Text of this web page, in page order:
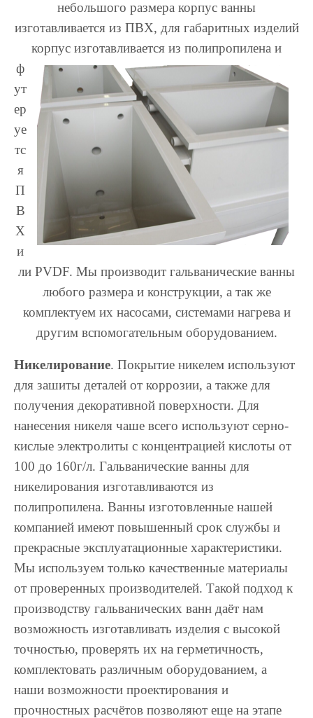
небольшого размера корпус ванны
изготавливается из ПВХ, для габаритных изделий
корпус изготавливается из полипропилена и
ф
ут
ер
уе
тс
я
П
В
Х
и
ли PVDF. Мы производит гальванические ванны
любого размера и конструкции, а так же
комплектуем их насосами, системами нагрева и
другим вспомогательным оборудованием.
Никелирование. Покрытие никелем используют
для зашиты деталей от коррозии, а также для
получения декоративной поверхности. Для
нанесения никеля чаше всего используют серно-
кислые электролиты с концентрацией кислоты от
100 до 160г/л. Гальванические ванны для
никелирования изготавливаются из
полипропилена. Ванны изготовленные нашей
компанией имеют повышенный срок службы и
прекрасные эксплуатационные характеристики.
Мы используем только качественные материалы
от проверенных производителей. Такой подход к
производству гальванических ванн даёт нам
возможность изготавливать изделия с высокой
точностью, проверять их на герметичность,
комплектовать различным оборудованием, а
наши возможности проектирования и
прочностных расчётов позволяют еще на этапе